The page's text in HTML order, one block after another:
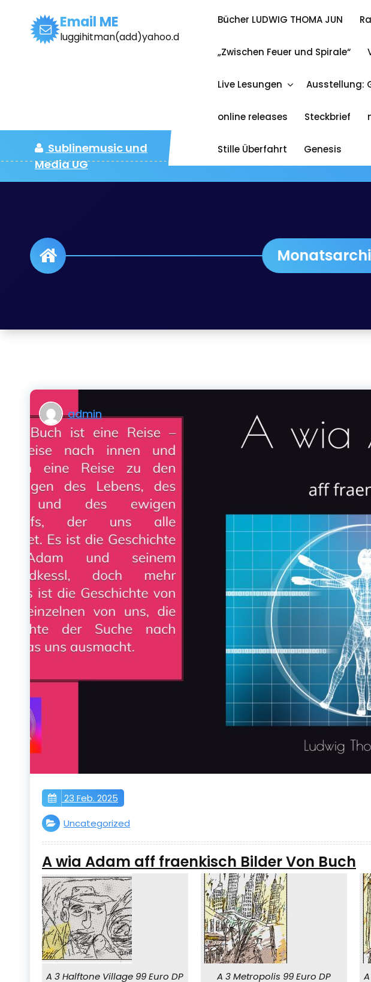
springen
Email ME
luggihitman(add)yahoo.de
A Wia Adam jetzt
Sublinemusic und
Media UG
Bücher LUDWIG THOMA JUN
„Zwischen Feuer und Spirale“
Live Lesungen Ausstellung:
online releases Steckbrief
Stille Überfahrt Genesis
Monatsarchiv:
admin
23 Feb. 2025
Uncategorized
A wia Adam aff fraenkisch Bilder Von Buch
A 3 Halftone Village 99 Euro DP A 3 Metropolis 99 Euro DP